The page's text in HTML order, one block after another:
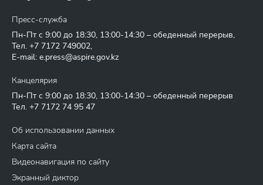
Пресс-служба
Пн-Пт с 9:00 до 18:30, 13:00-14:30 – обеденный перерыв,
Тел. +7 7172 749002,
E-mail: e.press@aspire.gov.kz
Канцелярия
Пн-Пт с 9:00 до 18:30, 13:00-14:30 – обеденный перерыв
Тел. +7 7172 74 95 47
Об использовании данных
Карта сайта
Видеонавигация по сайту
Экранный диктор